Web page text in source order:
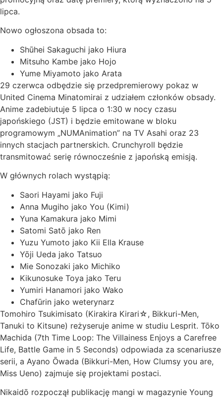
lipca.
Nowo ogłoszona obsada to:
Shūhei Sakaguchi jako Hiura
Mitsuho Kambe jako Hojo
Yume Miyamoto jako Arata
29 czerwca odbędzie się przedpremierowy pokaz w
United Cinema Minatomirai z udziałem członków obsady.
Anime zadebiutuje 5 lipca o 1:30 w nocy czasu
japońskiego (JST) i będzie emitowane w bloku
programowym „NUMAnimation” na TV Asahi oraz 23
innych stacjach partnerskich. Crunchyroll będzie
transmitować serię równocześnie z japońską emisją.
W głównych rolach wystąpią:
Saori Hayami jako Fuji
Anna Mugiho jako You (Kimi)
Yuna Kamakura jako Mimi
Satomi Satō jako Ren
Yuzu Yumoto jako Kii Ella Krause
Yōji Ueda jako Tatsuo
Mie Sonozaki jako Michiko
Kikunosuke Toya jako Teru
Yumiri Hanamori jako Wako
Chafūrin jako weterynarz
Tomohiro Tsukimisato (Kirakira Kirari☆, Bikkuri-Men,
Tanuki to Kitsune) reżyseruje anime w studiu Lesprit. Tōko
Machida (7th Time Loop: The Villainess Enjoys a Carefree
Life, Battle Game in 5 Seconds) odpowiada za scenariusze
serii, a Ayano Ōwada (Bikkuri-Men, How Clumsy you are,
Miss Ueno) zajmuje się projektami postaci.
Nikaidō rozpoczął publikację mangi w magazynie Young